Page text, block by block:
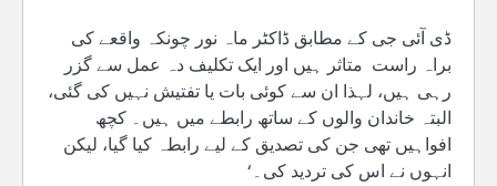
ڈی آئی جی کے مطابق ڈاکٹر ماہ نور چونکہ واقعے کی
براہ راست متاثر ہیں اور ایک تکلیف دہ عمل سے گزر
رہی ہیں، لہذا ان سے کوئی بات یا تفتیش نہیں کی گئی،
البتہ خاندان والوں کے ساتھ رابطے میں ہیں۔ کچھ
افواہیں تھی جن کی تصدیق کے لیے رابطہ کیا گیا، لیکن
انہوں نے اس کی تردید کی۔‘